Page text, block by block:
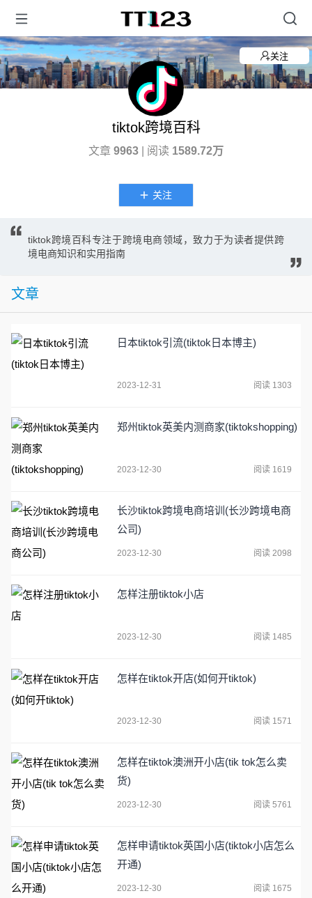
关注
tiktok跨境百科
文章 9963 | 阅读 1589.72万
关注
tiktok跨境百科专注于跨境电商领域，致力于为读者提供跨
境电商知识和实用指南
文章
日本tiktok引流(tiktok日本博主)
2023-12-31 阅读 1303
郑州tiktok英美内测商家(tiktokshopping)
2023-12-30 阅读 1619
长沙tiktok跨境电商培训(长沙跨境电商
公司)
2023-12-30 阅读 2098
怎样注册tiktok小店
2023-12-30 阅读 1485
怎样在tiktok开店(如何开tiktok)
2023-12-30 阅读 1571
怎样在tiktok澳洲开小店(tik tok怎么卖
货)
2023-12-30 阅读 5761
怎样申请tiktok英国小店(tiktok小店怎么
开通)
2023-12-30 阅读 1675